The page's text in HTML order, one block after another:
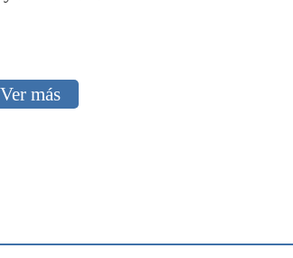
Ver más